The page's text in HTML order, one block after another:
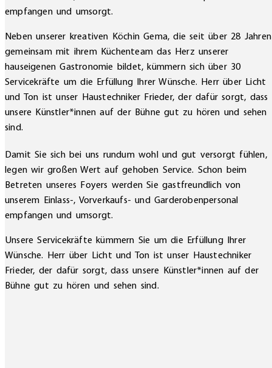
empfangen und umsorgt.
Neben unserer kreativen Köchin Gema, die seit über 28 Jahren
gemeinsam mit ihrem Küchenteam das Herz unserer
hauseigenen Gastronomie bildet, kümmern sich über 30
Servicekräfte um die Erfüllung Ihrer Wünsche. Herr über Licht
und Ton ist unser Haustechniker Frieder, der dafür sorgt, dass
unsere Künstler*innen auf der Bühne gut zu hören und sehen
sind.
Damit Sie sich bei uns rundum wohl und gut versorgt fühlen,
legen wir großen Wert auf gehoben Service. Schon beim
Betreten unseres Foyers werden Sie gastfreundlich von
unserem Einlass-, Vorverkaufs- und Garderobenpersonal
empfangen und umsorgt.
Unsere Servicekräfte kümmern Sie um die Erfüllung Ihrer
Wünsche. Herr über Licht und Ton ist unser Haustechniker
Frieder, der dafür sorgt, dass unsere Künstler*innen auf der
Bühne gut zu hören und sehen sind.